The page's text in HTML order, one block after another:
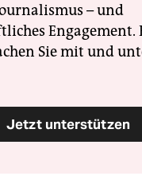
– und
Engagement.
Sie mit und
Jetzt unterstützen